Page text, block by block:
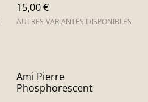
15,00 €
AUTRES VARIANTES DISPONIBLES
Ami Pierre
Phosphorescent